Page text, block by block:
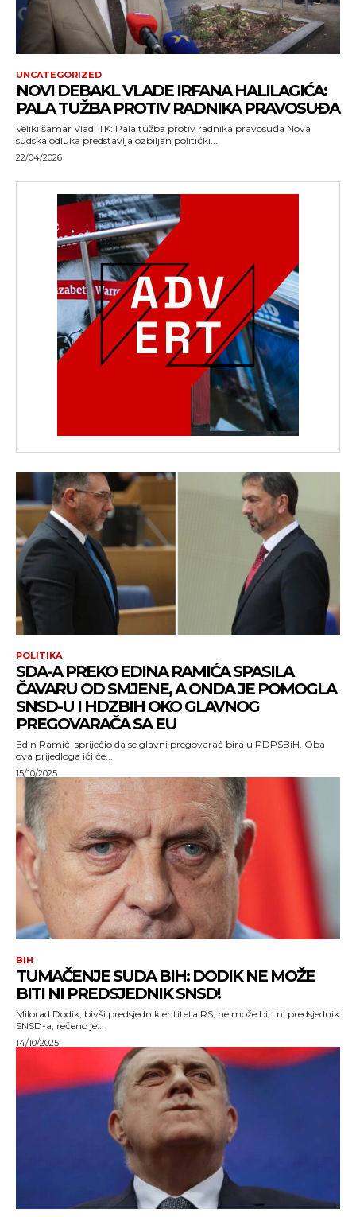
UNCATEGORIZED
NOVI DEBAKL VLADE IRFANA HALILAGIĆA:
PALA TUŽBA PROTIV RADNIKA PRAVOSUĐA
Veliki šamar Vladi TK: Pala tužba protiv radnika pravosuđa Nova
sudska odluka predstavlja ozbiljan politički...
22/04/2026
POLITIKA
SDA-A PREKO EDINA RAMIĆA SPASILA
ČAVARU OD SMJENE, A ONDA JE POMOGLA
SNSD-U I HDZBIH OKO GLAVNOG
PREGOVARAČA SA EU
Edin Ramić spriječio da se glavni pregovarač bira u PDPSBiH. Oba
ova prijedloga ići će...
15/10/2025
BIH
TUMAČENJE SUDA BIH: DODIK NE MOŽE
BITI NI PREDSJEDNIK SNSD!
Milorad Dodik, bivši predsjednik entiteta RS, ne može biti ni predsjednik
SNSD-a, rečeno je...
14/10/2025